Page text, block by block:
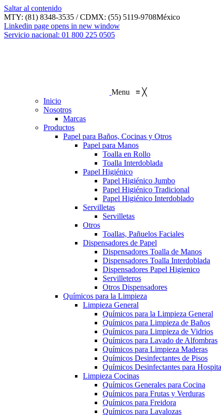
Saltar al contenido
MTY: (81) 8348-3535 / CDMX: (55) 5119-9708México
Linkedin page opens in new window
Servicio nacional: 01 800 225 0505
Menu ≡ ╳
Inicio
Nosotros
Marcas
Productos
Papel para Baños, Cocinas y Otros
Papel para Manos
Toalla en Rollo
Toalla Interdoblada
Papel Higiénico
Papel Higiénico Jumbo
Papel Higiénico Tradicional
Papel Higiénico Interdoblado
Servilletas
Servilletas
Otros
Toallas, Pañuelos Faciales
Dispensadores de Papel
Dispensadores Toalla de Manos
Dispensadores Toalla Interdoblada
Dispensadores Papel Higienico
Servilleteros
Otros Dispensadores
Químicos para la Limpieza
Limpieza General
Químicos para la Limpieza General
Químicos para Limpieza de Baños
Químicos para Limpieza de Vidrios
Químicos para Lavado de Alfombras
Químicos para Limpieza Maderas
Químicos Desinfectantes de Pisos
Químicos Desinfectantes para
Limpieza Cocinas
Químicos Generales para Cocina
Químicos para Frutas y Verduras
Químicos para Freidora
Químicos para Lavalozas